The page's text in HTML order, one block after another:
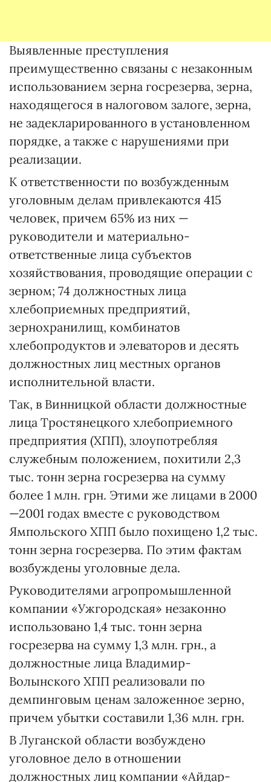
Выявленные преступления
преимущественно связаны с незаконным
использованием зерна госрезерва, зерна,
находящегося в налоговом залоге, зерна,
не задекларированного в установленном
порядке, а также с нарушениями при
реализации.
К ответственности по возбужденным
уголовным делам привлекаются 415
человек, причем 65% из них —
руководители и материально-
ответственные лица субъектов
хозяйствования, проводящие операции с
зерном; 74 должностных лица
хлебоприемных предприятий,
зернохранилищ, комбинатов
хлебопродуктов и элеваторов и десять
должностных лиц местных органов
исполнительной власти.
Так, в Винницкой области должностные
лица Тростянецкого хлебоприемного
предприятия (ХПП), злоупотребляя
служебным положением, похитили 2,3
тыс. тонн зерна госрезерва на сумму
более 1 млн. грн. Этими же лицами в 2000
—2001 годах вместе с руководством
Ямпольского ХПП было похищено 1,2 тыс.
тонн зерна госрезерва. По этим фактам
возбуждены уголовные дела.
Руководителями агропромышленной
компании «Ужгородская» незаконно
использовано 1,4 тыс. тонн зерна
госрезерва на сумму 1,3 млн. грн., а
должностные лица Владимир-
Волынского ХПП реализовали по
демпинговым ценам заложенное зерно,
причем убытки составили 1,36 млн. грн.
В Луганской области возбуждено
уголовное дело в отношении
должностных лиц компании «Айдар-